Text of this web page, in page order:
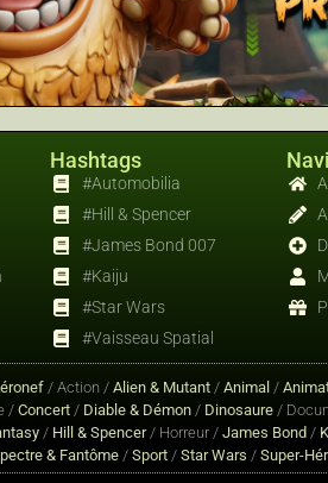
Hashtags
#Automobilia
#Hill & Spencer
#James Bond 007
#Kaiju
#Star Wars
#Vaisseau Spatial
/ Action / Alien & Mutant / Animal /
/ Concert / Diable & Démon / Dinosaure /
/ Hill & Spencer/ Horreur / James Bond /
& Fantôme / Sport / Star Wars / Super-